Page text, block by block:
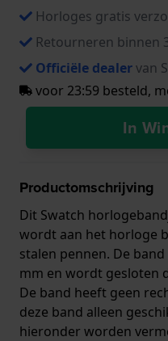
Horloges gratis
Retourneren binnen
Officiële dealervan
voor 23:59 besteld,
In
Productomschrijving
Dit Swatch
wordt aan het horloge
stalen pennen. De
mm en wordt gesloten
De band heeft geen
deze band alleen
hieronder worden